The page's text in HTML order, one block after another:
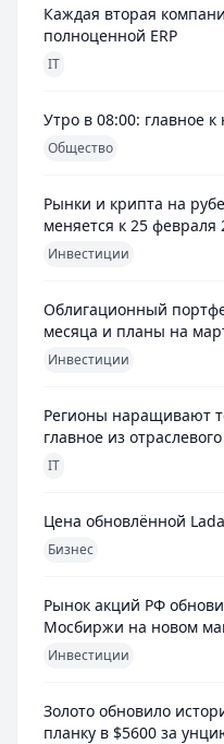
Каждая вторая
полноценной ERP
IT
Утро в 08:00: главное к
Общество
Рынки и крипта на
меняется к 25 февраля
Инвестиции
Облигационный
месяца и планы на
Инвестиции
Регионы наращивают
главное из
IT
Цена обновлённой
Бизнес
Рынок акций РФ
Мосбиржи на новом
Инвестиции
Золото обновило
планку в $5600 за